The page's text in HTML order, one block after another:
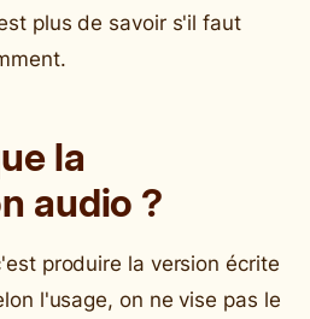
plus de savoir s'il faut
la
audio ?
produire la version écrite
l'usage, on ne vise pas le